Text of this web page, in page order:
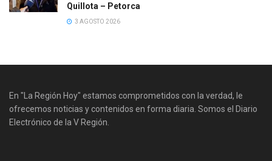
Quillota – Petorca
3 AGOSTO 2026
En "La Región Hoy" estamos comprometidos con la verdad, le
ofrecemos noticias y contenidos en forma diaria. Somos el Diario
Electrónico de la V Región.